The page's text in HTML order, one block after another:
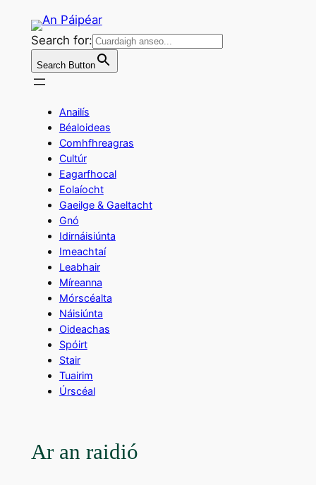
content
Search for:
Search Button
Anailís
Béaloideas
Comhfhreagras
Cultúr
Eagarfhocal
Eolaíocht
Gaeilge & Gaeltacht
Gnó
Idirnáisiúnta
Imeachtaí
Leabhair
Míreanna
Mórscéalta
Náisiúnta
Oideachas
Spóirt
Stair
Tuairim
Úrscéal
Ar an raidió